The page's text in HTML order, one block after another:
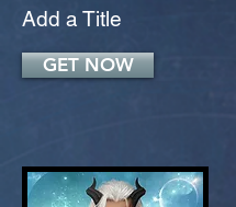
Add a Title
GET NOW